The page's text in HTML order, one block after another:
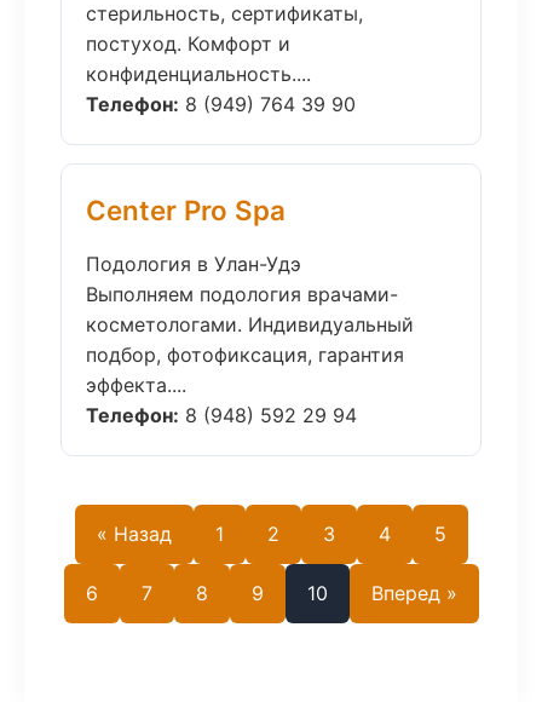
стерильность, сертификаты,
постуход. Комфорт и
конфиденциальность....
Телефон: 8 (949) 764 39 90
Center Pro Spa
Подология в Улан-Удэ
Выполняем подология врачами-
косметологами. Индивидуальный
подбор, фотофиксация, гарантия
эффекта....
Телефон: 8 (948) 592 29 94
« Назад 1 2 3 4 5
6 7 8 9 10 Вперед »